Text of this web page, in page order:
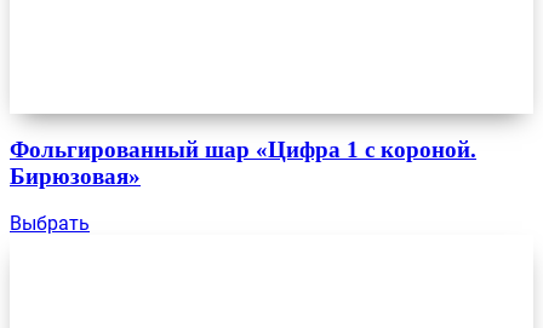
Фольгированный шар «Цифра 1 с короной.
Бирюзовая»
Выбрать